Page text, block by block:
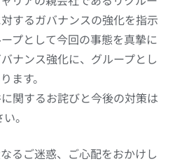
するガバナンスの強化を指示
プとして今回の事態を真摯に
ナンス強化に、グループとし
ます。
関するお詫びと今後の対策は
。
るご迷惑、ご心配をおかけし